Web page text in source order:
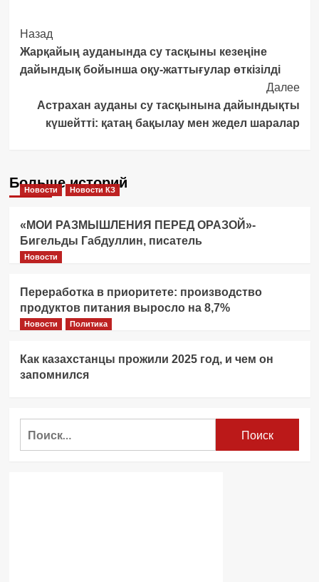
Post
Navigation
Назад
Жарқайың ауданында су тасқыны кезеңіне
дайындық бойынша оқу-жаттығулар өткізілді
Далее
Астрахан ауданы су тасқынына дайындықты
күшейтті: қатаң бақылау мен жедел шаралар
Больше историй
Новости Новости КЗ
«МОИ РАЗМЫШЛЕНИЯ ПЕРЕД ОРАЗОЙ»-
Бигельды Габдуллин, писатель
Новости
Переработка в приоритете: производство
продуктов питания выросло на 8,7%
Новости Политика
Как казахстанцы прожили 2025 год, и чем он
запомнился